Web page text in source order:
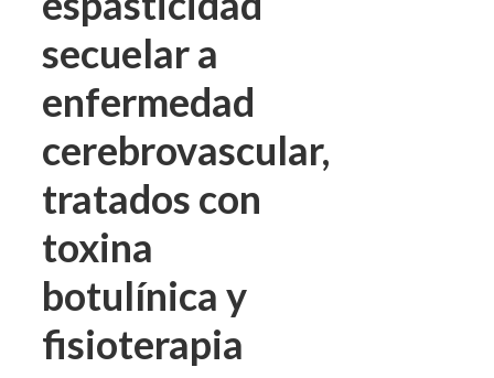
secuelar a
enfermedad
cerebrovascular,
tratados con
toxina
botulínica y
fisioterapia